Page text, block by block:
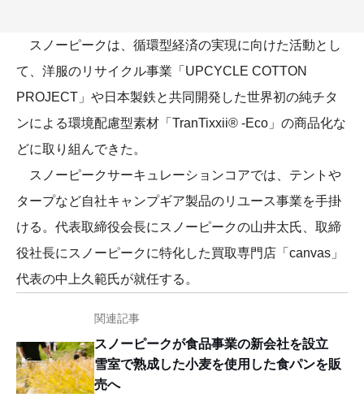
スノーピークは、循環型経済の実現に向けた活動とし
て、洋服のリサイクル事業「UPCYCLE COTTON
PROJECT」や日本製鉄と共同開発した世界初の純チタ
ンによる環境配慮型素材「TranTixxii® -Eco」の商品化な
どに取り組んできた。
スノーピークサーキュレーションコアでは、テントや
タープなど自社キャンプギア製品のリユース事業を手掛
ける。代表取締役会長にスノーピークの山井太氏、取締
役社長にスノーピークに特化した買取専門店「canvas」
代表の中上久範氏が就任する。
関連記事
スノーピークが食品事業の新会社を設立
雪室で熟成した小麦を使用した食パンを販
売へ